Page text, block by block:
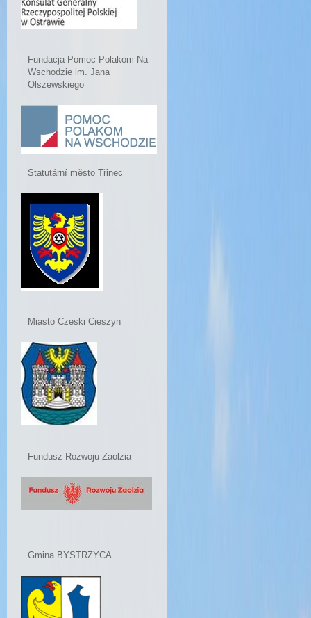
Fundacja Pomoc Polakom Na
Wschodzie im. Jana
Olszewskiego
Statutární město Třinec
Miasto Czeski Cieszyn
Fundusz Rozwoju Zaolzia
Gmina BYSTRZYCA